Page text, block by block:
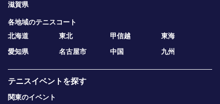
滋賀県
各地域のテニスコート
北海道
東北 甲信越
東海
愛知県
名古屋市 中国 九州
テニスイベントを探す
関東のイベント